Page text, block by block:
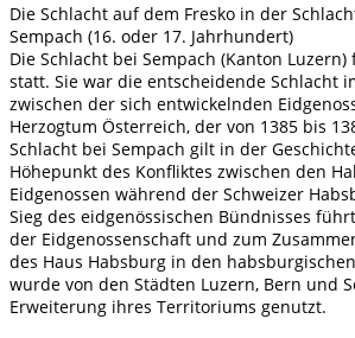
Die Schlacht auf dem Fresko in der
Sempach (16. oder 17. Jahrhundert)
Die Schlacht bei Sempach (Kanton Luzern)
statt. Sie war die entscheidende Schlacht
zwischen der sich entwickelnden
Herzogtum Österreich, der von 1385 bis
Schlacht bei Sempach gilt in der
Höhepunkt des Konfliktes zwischen den
Eidgenossen während der Schweizer
Sieg des eidgenössischen Bündnisses
der Eidgenossenschaft und zum
des Haus Habsburg in den
wurde von den Städten Luzern, Bern und
Erweiterung ihres Territoriums genutzt.